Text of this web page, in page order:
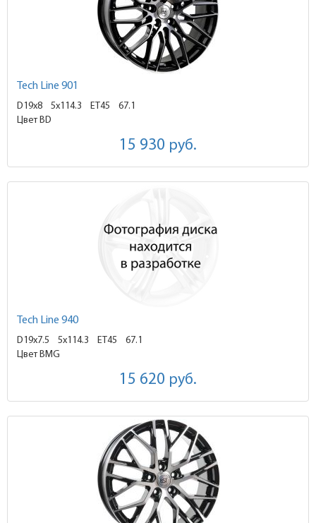
Tech Line 901
D19x8 5x114.3 ET45
67.1
Цвет BD
15 930 руб.
Tech Line 940
D19x7.5 5x114.3 ET45
67.1
Цвет BMG
15 620 руб.